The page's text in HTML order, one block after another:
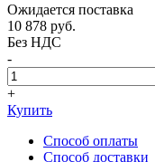
Ожидается поставка
10 878 руб.
Без НДС
-
+
Купить
Способ оплаты
Способ доставки